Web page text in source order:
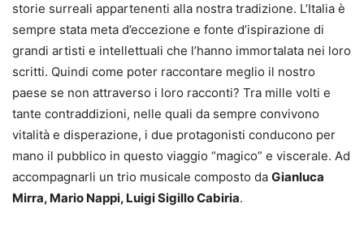
storie surreali appartenenti alla nostra tradizione. L’Italia è
sempre stata meta d’eccezione e fonte d’ispirazione di
grandi artisti e intellettuali che l’hanno immortalata nei loro
scritti. Quindi come poter raccontare meglio il nostro
paese se non attraverso i loro racconti? Tra mille volti e
tante contraddizioni, nelle quali da sempre convivono
vitalità e disperazione, i due protagonisti conducono per
mano il pubblico in questo viaggio “magico” e viscerale. Ad
accompagnarli un trio musicale composto da Gianluca
Mirra, Mario Nappi, Luigi Sigillo Cabiria.